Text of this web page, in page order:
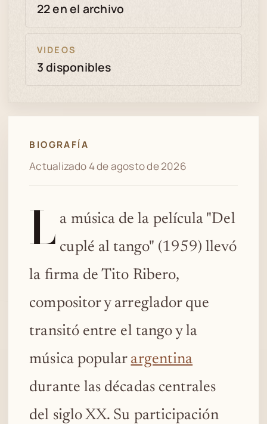
22 en el archivo
VIDEOS
3 disponibles
BIOGRAFÍA
Actualizado 4 de agosto de 2026
L a música de la película "Del
cuplé al tango" (1959) llevó
la firma de Tito Ribero,
compositor y arreglador que
transitó entre el tango y la
música popular argentina
durante las décadas centrales
del siglo XX. Su participación